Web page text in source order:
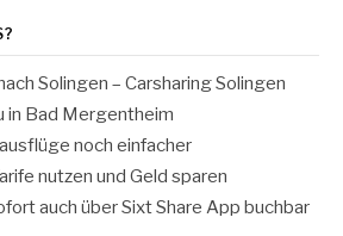
Solingen – Carsharing Solingen
in Bad Mergentheim
noch einfacher
nutzen und Geld sparen
auch über Sixt Share App buchbar